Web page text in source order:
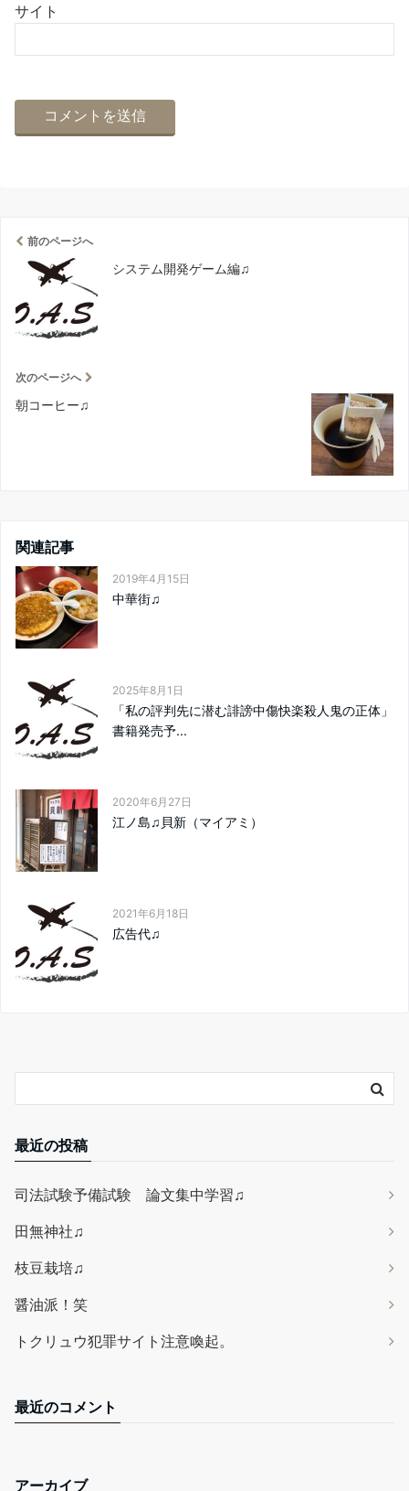
サイト
前のページへ
システム開発ゲーム編♫
次のページへ
朝コーヒー♫
関連記事
2019年4月15日
中華街♫
2025年8月1日
「私の評判先に潜む誹謗中傷快楽殺人鬼の正体」
書籍発売予...
2020年6月27日
江ノ島♫貝新（マイアミ）
2021年6月18日
広告代♫
最近の投稿
司法試験予備試験 論文集中学習♫
田無神社♫
枝豆栽培♫
醤油派！笑
トクリュウ犯罪サイト注意喚起。
最近のコメント
アーカイブ